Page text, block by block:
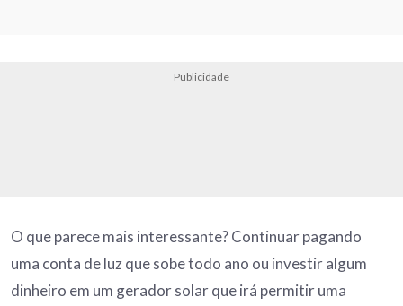
Publicidade
O que parece mais interessante? Continuar pagando
uma conta de luz que sobe todo ano ou investir algum
dinheiro em um gerador solar que irá permitir uma